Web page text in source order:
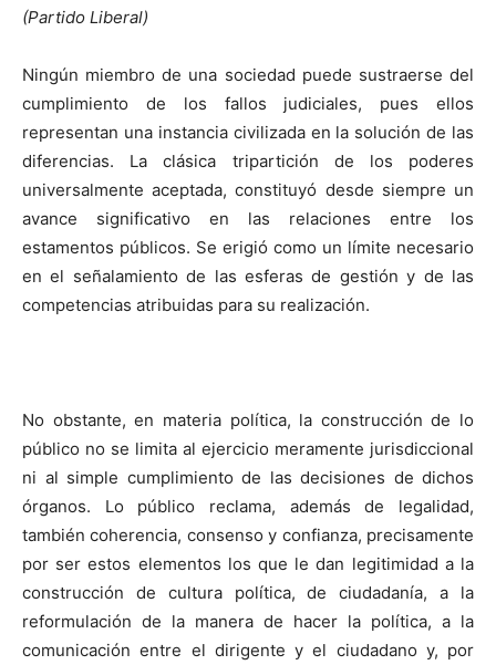
(Partido Liberal)
Ningún miembro de una sociedad puede sustraerse del
cumplimiento de los fallos judiciales, pues ellos
representan una instancia civilizada en la solución de las
diferencias. La clásica tripartición de los poderes
universalmente aceptada, constituyó desde siempre un
avance significativo en las relaciones entre los
estamentos públicos. Se erigió como un límite necesario
en el señalamiento de las esferas de gestión y de las
competencias atribuidas para su realización.
No obstante, en materia política, la construcción de lo
público no se limita al ejercicio meramente jurisdiccional
ni al simple cumplimiento de las decisiones de dichos
órganos. Lo público reclama, además de legalidad,
también coherencia, consenso y confianza, precisamente
por ser estos elementos los que le dan legitimidad a la
construcción de cultura política, de ciudadanía, a la
reformulación de la manera de hacer la política, a la
comunicación entre el dirigente y el ciudadano y, por